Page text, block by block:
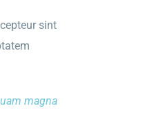
sint
magna